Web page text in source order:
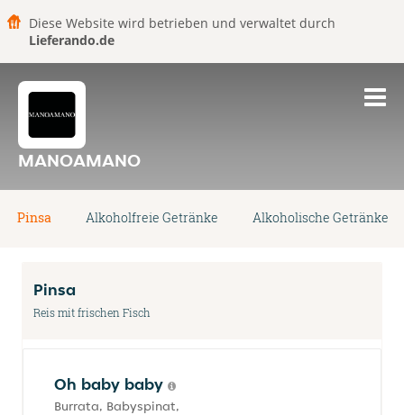
Diese Website wird betrieben und verwaltet durch
Lieferando.de
MANOAMANO
Pinsa Alkoholfreie Getränke Alkoholische Getränke
Pinsa
Reis mit frischen Fisch
Oh baby baby
Burrata, Babyspinat,